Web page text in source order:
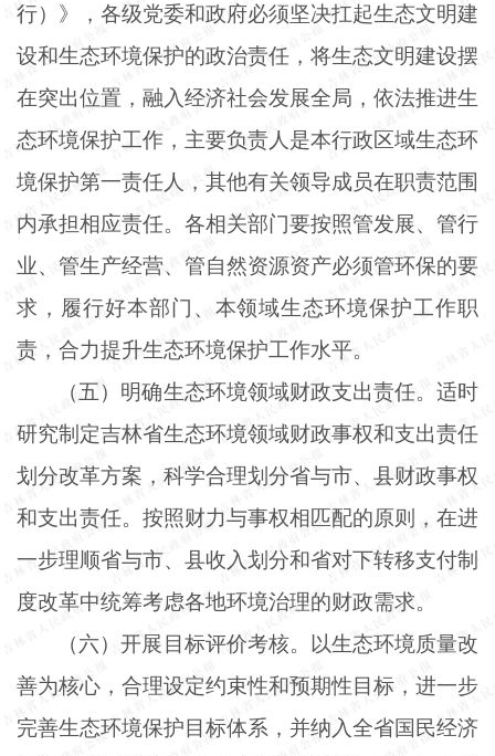
行）》，各级党委和政府必须坚决扛起生态文明建
设和生态环境保护的政治责任，将生态文明建设摆
在突出位置，融入经济社会发展全局，依法推进生
态环境保护工作，主要负责人是本行政区域生态环
境保护第一责任人，其他有关领导成员在职责范围
内承担相应责任。各相关部门要按照管发展、管行
业、管生产经营、管自然资源资产必须管环保的要
求，履行好本部门、本领域生态环境保护工作职
责，合力提升生态环境保护工作水平。
（五）明确生态环境领域财政支出责任。适时
研究制定吉林省生态环境领域财政事权和支出责任
划分改革方案，科学合理划分省与市、县财政事权
和支出责任。按照财力与事权相匹配的原则，在进
一步理顺省与市、县收入划分和省对下转移支付制
度改革中统筹考虑各地环境治理的财政需求。
（六）开展目标评价考核。以生态环境质量改
善为核心，合理设定约束性和预期性目标，进一步
完善生态环境保护目标体系，并纳入全省国民经济